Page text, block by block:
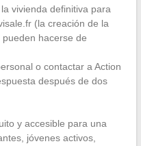
vivienda definitiva para
(la creación de la
hacerse de
o contactar a Action
después de dos
y accesible para una
jóvenes activos,